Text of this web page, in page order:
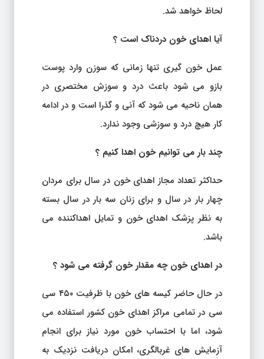
لحاظ خواهد شد.
آیا اهدای خون دردناک است ؟
عمل خون گیری تنها زمانی که سوزن وارد پوست
بازو می شود باعث درد و سوزش مختصری در
همان ناحیه می شود که آنی و گذرا است و در ادامه
کار هیچ درد و سوزشی وجود ندارد.
چند بار می توانیم خون اهدا کنیم ؟
حداکثر تعداد مجاز اهدای خون در سال برای مردان
چهار بار در سال و برای زنان سه بار در سال بسته
به نظر پزشک اهدای خون و تمایل اهداکننده می
باشد.
در اهدای خون چه مقدار خون گرفته می شود ؟
در حال حاضر کیسه های خون با ظرفیت ۴۵۰ سی
سی در تمامی مراکز اهدای خون کشور استفاده می
شود، اما با احتساب خون مورد نیاز برای انجام
آزمایش های غربالگری، امکان دریافت نزدیک به